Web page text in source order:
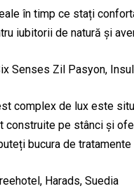
în timp ce stați
iubitorii de natură și
Senses Zil Pasyon,
complex de lux este
construite pe stânci și
bucura de
Harads, Suedia